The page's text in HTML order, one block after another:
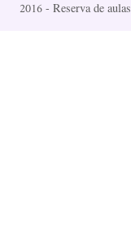
2016 - Reserva de aulas